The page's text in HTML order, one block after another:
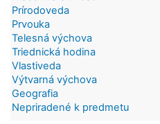
Prírodoveda
Prvouka
Telesná výchova
Triednická hodina
Vlastiveda
Výtvarná výchova
Geografia
Nepriradené k predmetu